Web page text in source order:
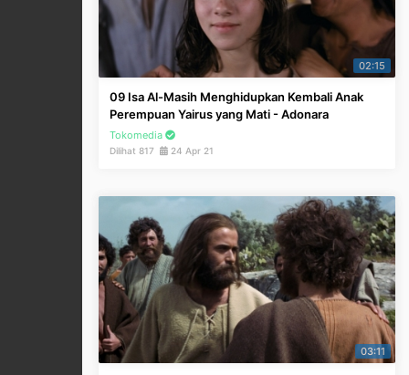
02:15
09 Isa Al-Masih Menghidupkan Kembali Anak
Perempuan Yairus yang Mati - Adonara
Tokomedia
Dilihat 817 24 Apr 21
03:11